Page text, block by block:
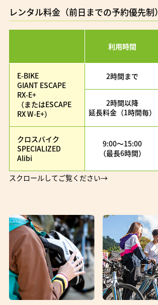
レンタル料金（前日までの予約優先制）
利用時間
E-BIKE
GIANT ESCAPE
RX-E+
（またはESCAPE
RX W-E+）
2時間まで
2時間以降
延長料金（1時間毎）
クロスバイク
SPECIALIZED
Alibi
9:00〜15:00
（最長6時間）